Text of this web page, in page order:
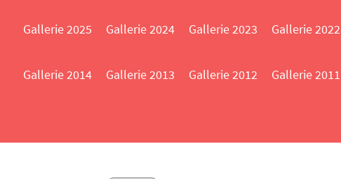
Gallerie 2025 Gallerie 2024 Gallerie 2023 Gallerie 2022
Gallerie 2014 Gallerie 2013 Gallerie 2012 Gallerie 2011